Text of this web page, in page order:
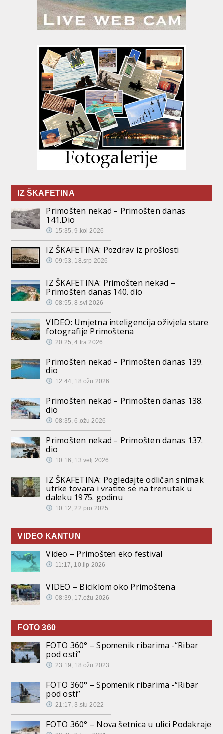
IZ ŠKAFETINA
Primošten nekad – Primošten danas
141.Dio
15:35, 9.kol 2026
IZ ŠKAFETINA: Pozdrav iz prošlosti
09:53, 18.srp 2026
IZ ŠKAFETINA: Primošten nekad –
Primošten danas 140. dio
08:55, 8.svi 2026
VIDEO: Umjetna inteligencija oživjela stare
fotografije Primoštena
20:25, 4.tra 2026
Primošten nekad – Primošten danas 139.
dio
12:44, 18.ožu 2026
Primošten nekad – Primošten danas 138.
dio
08:35, 6.ožu 2026
Primošten nekad – Primošten danas 137.
dio
10:16, 13.velj 2026
IZ ŠKAFETINA: Pogledajte odličan snimak
utrke tovara i vratite se na trenutak u
daleku 1975. godinu
10:12, 22.pro 2025
VIDEO KANTUN
Video – Primošten eko festival
11:17, 10.lip 2026
VIDEO – Biciklom oko Primoštena
08:39, 17.ožu 2026
FOTO 360
FOTO 360° – Spomenik ribarima -“Ribar
pod osti”
23:19, 18.ožu 2023
FOTO 360° – Spomenik ribarima -“Ribar
pod osti”
21:17, 3.stu 2022
FOTO 360° – Nova šetnica u ulici Podakraje